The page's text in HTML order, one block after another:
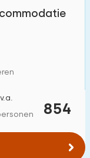
854